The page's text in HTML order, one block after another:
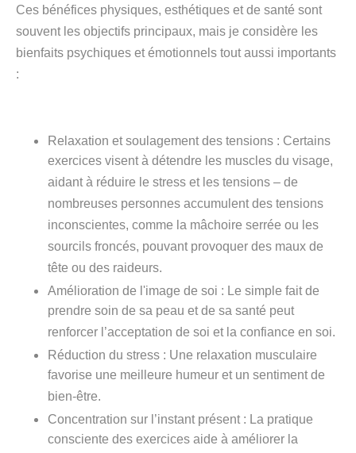
Ces bénéfices physiques, esthétiques et de santé sont
souvent les objectifs principaux, mais je considère les
bienfaits psychiques et émotionnels tout aussi importants
:
Relaxation et soulagement des tensions : Certains
exercices visent à détendre les muscles du visage,
aidant à réduire le stress et les tensions – de
nombreuses personnes accumulent des tensions
inconscientes, comme la mâchoire serrée ou les
sourcils froncés, pouvant provoquer des maux de
tête ou des raideurs.
Amélioration de l'image de soi : Le simple fait de
prendre soin de sa peau et de sa santé peut
renforcer l’acceptation de soi et la confiance en soi.
Réduction du stress : Une relaxation musculaire
favorise une meilleure humeur et un sentiment de
bien-être.
Concentration sur l’instant présent : La pratique
consciente des exercices aide à améliorer la